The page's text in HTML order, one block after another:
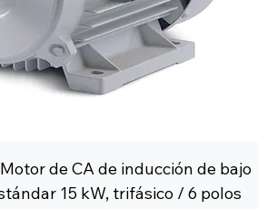
de CA de inducción de bajo
15 kW, trifásico / 6 polos